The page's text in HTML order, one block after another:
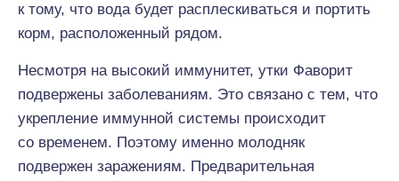
к тому, что вода будет расплескиваться и портить
корм, расположенный рядом.
Несмотря на высокий иммунитет, утки Фаворит
подвержены заболеваниям. Это связано с тем, что
укрепление иммунной системы происходит
со временем. Поэтому именно молодняк
подвержен заражениям. Предварительная